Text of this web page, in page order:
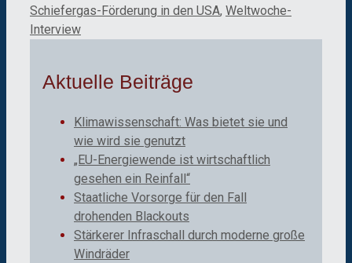
Schiefergas-Förderung in den USA, Weltwoche-
Interview
Aktuelle Beiträge
Klimawissenschaft: Was bietet sie und
wie wird sie genutzt
„EU-Energiewende ist wirtschaftlich
gesehen ein Reinfall“
Staatliche Vorsorge für den Fall
drohenden Blackouts
Stärkerer Infraschall durch moderne große
Windräder